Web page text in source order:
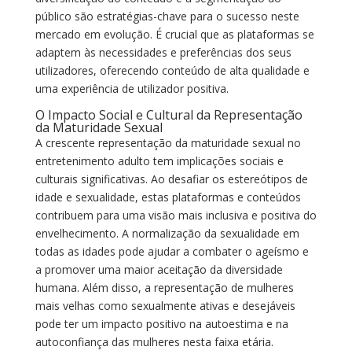
público são estratégias-chave para o sucesso neste
mercado em evolução. É crucial que as plataformas se
adaptem às necessidades e preferências dos seus
utilizadores, oferecendo conteúdo de alta qualidade e
uma experiência de utilizador positiva.
O Impacto Social e Cultural da Representação
da Maturidade Sexual
A crescente representação da maturidade sexual no
entretenimento adulto tem implicações sociais e
culturais significativas. Ao desafiar os estereótipos de
idade e sexualidade, estas plataformas e conteúdos
contribuem para uma visão mais inclusiva e positiva do
envelhecimento. A normalização da sexualidade em
todas as idades pode ajudar a combater o ageísmo e
a promover uma maior aceitação da diversidade
humana. Além disso, a representação de mulheres
mais velhas como sexualmente ativas e desejáveis
pode ter um impacto positivo na autoestima e na
autoconfiança das mulheres nesta faixa etária.